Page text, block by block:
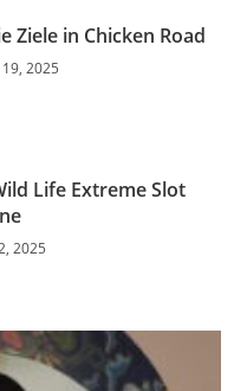
Ziele in Chicken Road
2025
Life Extreme Slot
2025